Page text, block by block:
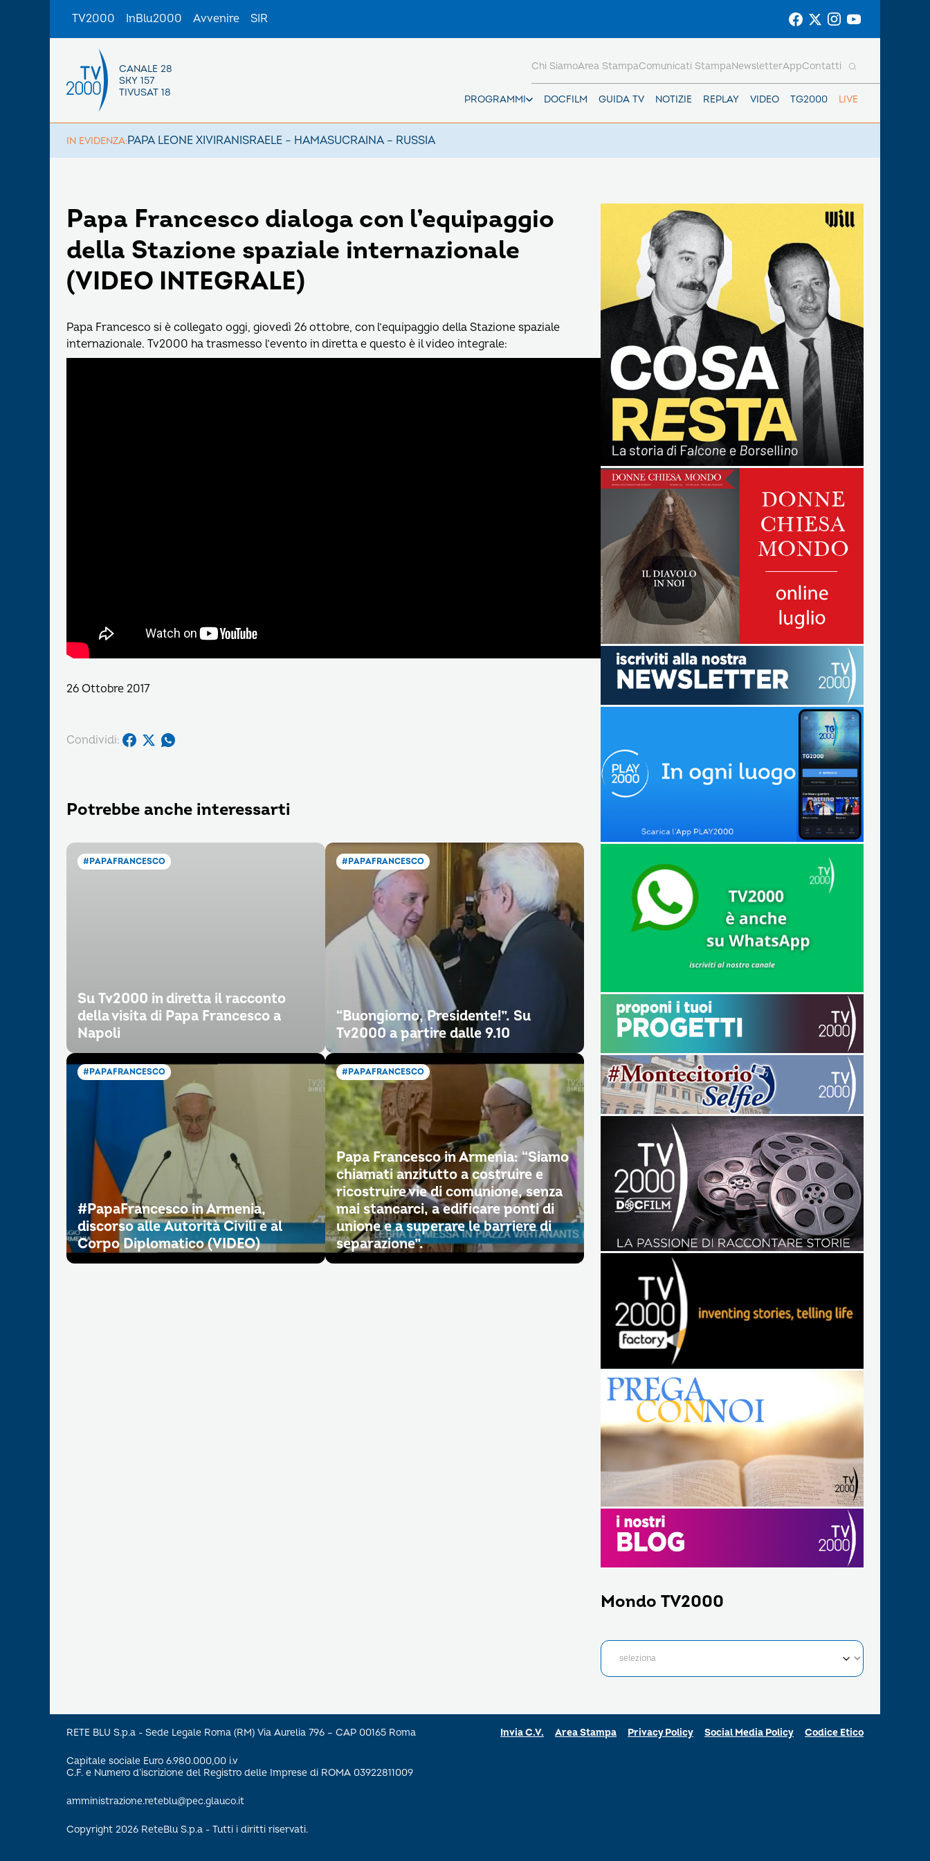
TV2000 InBlu2000 Avvenire SIR
CANALE 28
SKY 157
TIVUSAT 18
PROGRAMMI DOCFILM GUIDA TV NOTIZIE REPLAY VIDEO TG2000 LIVE
Chi SiamoArea StampaComunicati StampaNewsletterAppContatti
IN EVIDENZA:PAPA LEONE XIVIRANISRAELE – HAMASUCRAINA – RUSSIA
Papa Francesco dialoga con l’equipaggio
della Stazione spaziale internazionale
(VIDEO INTEGRALE)
Papa Francesco si è collegato oggi, giovedì 26 ottobre, con l’equipaggio della Stazione spaziale
internazionale. Tv2000 ha trasmesso l’evento in diretta e questo è il video integrale:
26 Ottobre 2017
Condividi:
Potrebbe anche interessarti
#PAPAFRANCESCO
Su Tv2000 in diretta il racconto
della visita di Papa Francesco a
Napoli
#PAPAFRANCESCO
“Buongiorno, Presidente!”. Su
Tv2000 a partire dalle 9.10
#PAPAFRANCESCO
#PapaFrancesco in Armenia,
discorso alle Autorità Civili e al
Corpo Diplomatico (VIDEO)
#PAPAFRANCESCO
Papa Francesco in Armenia: “Siamo
chiamati anzitutto a costruire e
ricostruire vie di comunione, senza
mai stancarci, a edificare ponti di
unione e a superare le barriere di
separazione”.
Mondo TV2000
RETE BLU S.p.a - Sede Legale Roma (RM) Via Aurelia 796 – CAP 00165 Roma
Capitale sociale Euro 6.980.000,00 i.v
C.F. e Numero d’iscrizione del Registro delle Imprese di ROMA 03922811009
amministrazione.reteblu@pec.glauco.it
Copyright 2026 ReteBlu S.p.a - Tutti i diritti riservati.
Invia C.V. Area Stampa Privacy Policy Social Media Policy Codice Etico